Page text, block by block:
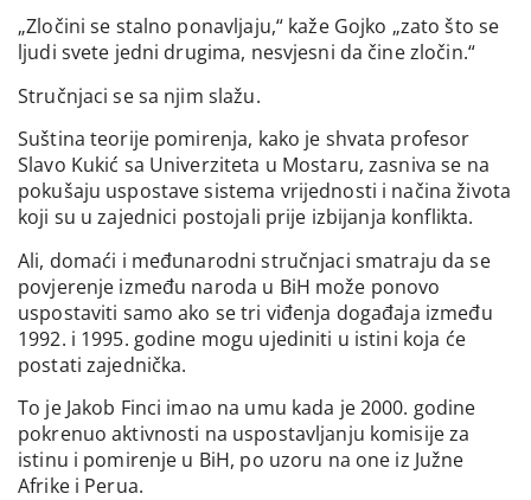
„Zločini se stalno ponavljaju,“ kaže Gojko „zato što se
ljudi svete jedni drugima, nesvjesni da čine zločin.“
Stručnjaci se sa njim slažu.
Suština teorije pomirenja, kako je shvata profesor
Slavo Kukić sa Univerziteta u Mostaru, zasniva se na
pokušaju uspostave sistema vrijednosti i načina života
koji su u zajednici postojali prije izbijanja konflikta.
Ali, domaći i međunarodni stručnjaci smatraju da se
povjerenje između naroda u BiH može ponovo
uspostaviti samo ako se tri viđenja događaja između
1992. i 1995. godine mogu ujediniti u istini koja će
postati zajednička.
To je Jakob Finci imao na umu kada je 2000. godine
pokrenuo aktivnosti na uspostavljanju komisije za
istinu i pomirenje u BiH, po uzoru na one iz Južne
Afrike i Perua.